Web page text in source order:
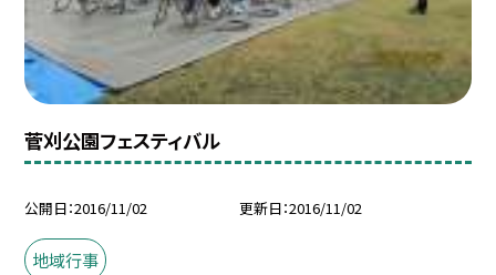
菅刈公園フェスティバル
公開日 2016/11/02 更新日 2016/11/02
地域行事